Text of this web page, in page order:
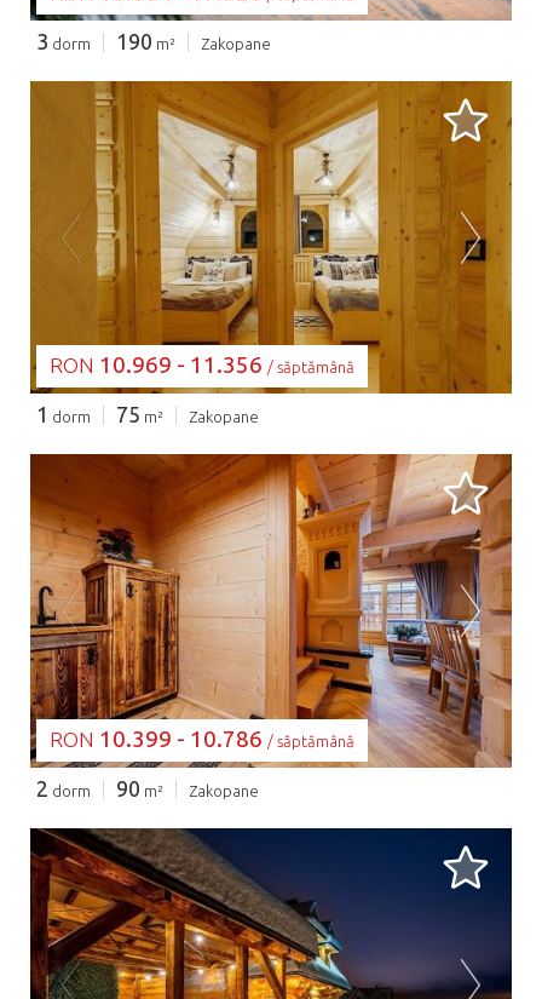
3 dorm 190 m² Zakopane
SE ÎNCARCĂ...
RON 10.969 - 11.356 / săptămână
1 dorm 75 m² Zakopane
SE ÎNCARCĂ...
RON 10.399 - 10.786 / săptămână
2 dorm 90 m² Zakopane
SE ÎNCARCĂ...